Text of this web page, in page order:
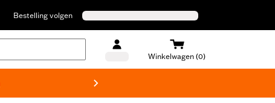
Bestelling volgen
Winkelwagen (0)